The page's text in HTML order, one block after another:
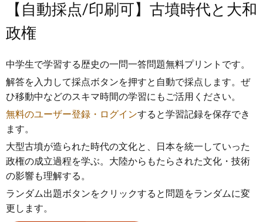
【自動採点/印刷可】古墳時代と大和
政権
中学生で学習する歴史の一問一答問題無料プリントです。
解答を入力して採点ボタンを押すと自動で採点します。ぜ
ひ移動中などのスキマ時間の学習にもご活用ください。
無料のユーザー登録・ログインすると学習記録を保存でき
ます。
大型古墳が造られた時代の文化と、日本を統一していった
政権の成立過程を学ぶ。大陸からもたらされた文化・技術
の影響も理解する。
ランダム出題ボタンをクリックすると問題をランダムに変
更します。